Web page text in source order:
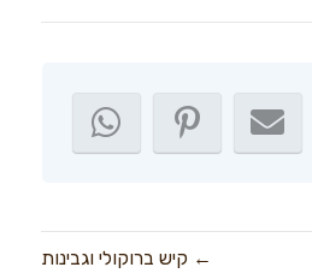
← קיש ברוקולי וגבינות